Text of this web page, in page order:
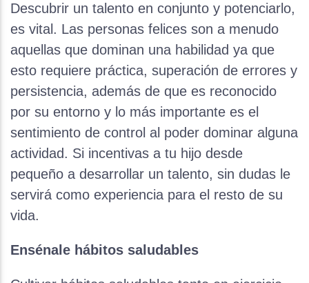
Descubrir un talento en conjunto y potenciarlo,
es vital. Las personas felices son a menudo
aquellas que dominan una habilidad ya que
esto requiere práctica, superación de errores y
persistencia, además de que es reconocido
por su entorno y lo más importante es el
sentimiento de control al poder dominar alguna
actividad. Si incentivas a tu hijo desde
pequeño a desarrollar un talento, sin dudas le
servirá como experiencia para el resto de su
vida.
Ensénale hábitos saludables